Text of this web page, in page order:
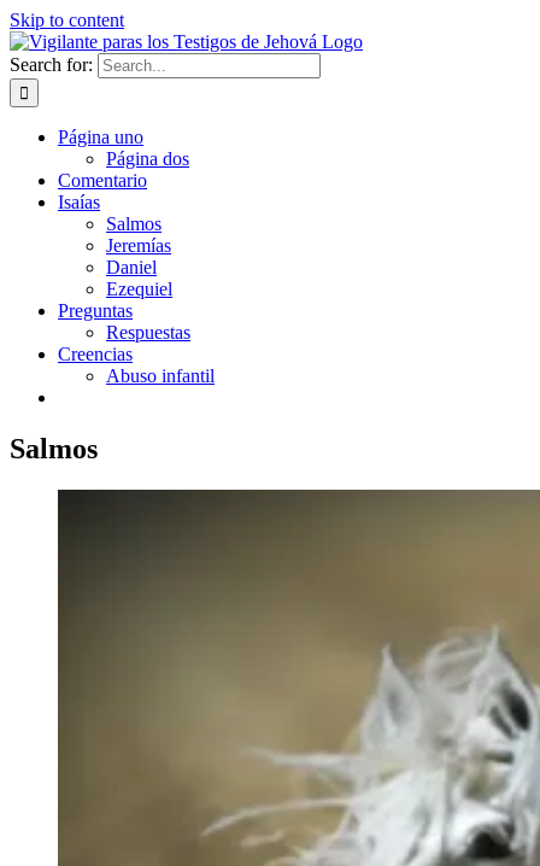
Skip to content
Search for:
Página uno
Página dos
Comentario
Isaías
Salmos
Jeremías
Daniel
Ezequiel
Preguntas
Respuestas
Creencias
Abuso infantil
Salmos